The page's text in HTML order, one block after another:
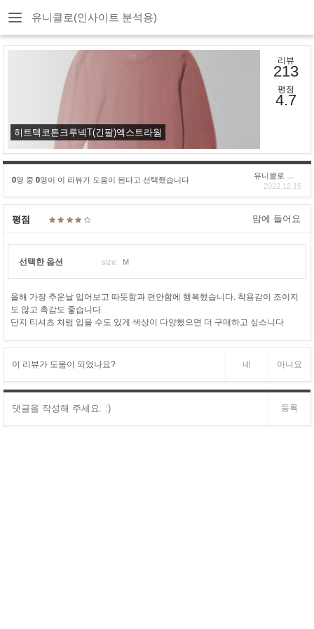
유니클로(인사이트 분석용)
히트텍코튼크루넥T(긴팔)엑스트라웜
리뷰
213
평점
4.7
0명 중 0명이 이 리뷰가 도움이 된다고 선택했습니다
2022.12.15
평점 맘에 들어요
선택한 옵션 size: M
올해 가장 추운날 입어보고 따듯함과 편안함에 행복했습니다. 착용감이 조이지
도 않고 촉감도 좋습니다.
단지 티셔츠 처럼 입을 수도 있게 색상이 다양했으면 더 구매하고 싶스니다
이 리뷰가 도움이 되었나요? 네 아니요
등록